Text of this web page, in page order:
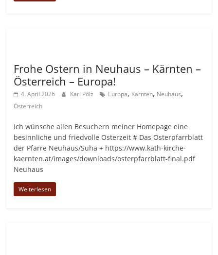
Frohe Ostern in Neuhaus – Kärnten –
Österreich – Europa!
4. April 2026 Karl Pölz Europa, Kärnten, Neuhaus,
Österreich
Ich wünsche allen Besuchern meiner Homepage eine
besinnliche und friedvolle Osterzeit # Das Osterpfarrblatt
der Pfarre Neuhaus/Suha + https://www.kath-kirche-
kaernten.at/images/downloads/osterpfarrblatt-final.pdf
Neuhaus
Weiterlesen